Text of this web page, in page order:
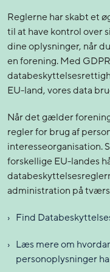
Reglerne har skabt et
til at have kontrol over
dine oplysninger, når
en forening. Med
EU-land, vores data
Når det gælder
regler for brug af
interesseorganisation.
forskellige EU-landes
administration på
Find
Læs mere om
personoplysninger